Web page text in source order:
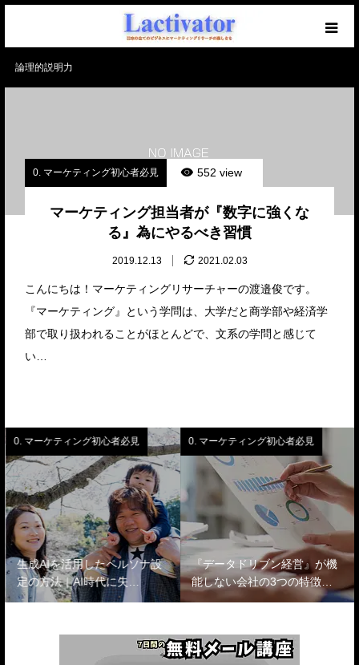
論理的説明力
0. マーケティング初心者必見 552 view
マーケティング担当者が『数字に強くな
る』為にやるべき習慣
2019.12.13 2021.02.03
こんにちは！マーケティングリサーチャーの渡邉俊です。
『マーケティング』という学問は、大学だと商学部や経済学
部で取り扱われることがほとんどで、文系の学問と感じて
い…
0. マーケティング初心者必見
生成AIを活用したペルソナ設
定の方法｜AI時代に失…
0. マーケティング初心者必見
『データドリブン経営』が機
能しない会社の3つの特徴…
【必読】初めての方へ
無料メール講座
セミナー開催中！